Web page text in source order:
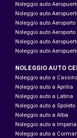
Noleggio auto
Noleggio auto
Noleggio auto
Noleggio auto
Noleggio auto
Noleggio auto
NOLEGGIO AUTO
Noleggio auto a
Noleggio auto a Aprilia
Noleggio auto a Latina
Noleggio auto a Spoleto
Noleggio auto a Alba
Noleggio auto a Imperia
Noleggio auto a